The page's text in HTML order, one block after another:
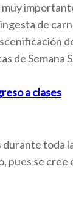
de
de Semana
a clases
toda
pues se cree